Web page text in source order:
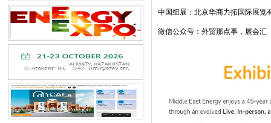
中国组展：北京华商力拓国际展览
微信公众号：外贸那点事，展会汇